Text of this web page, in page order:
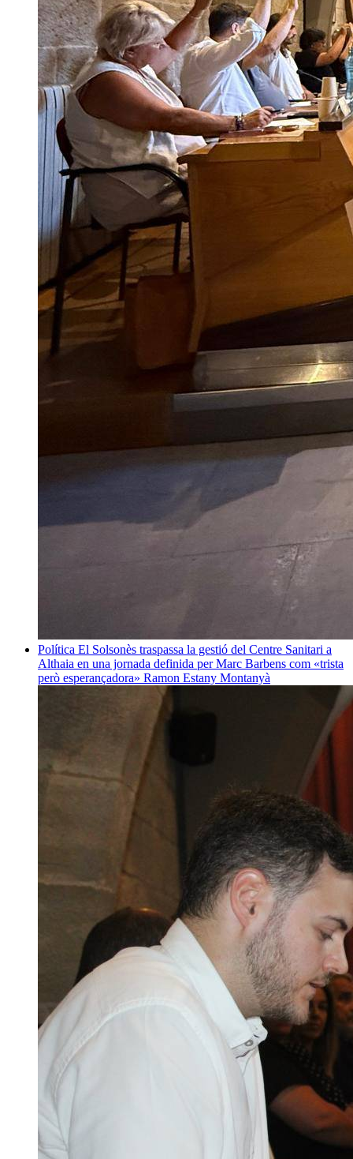
Política El Solsonès traspassa la gestió del Centre Sanitari a
Althaia en una jornada definida per Marc Barbens com «trista
però esperançadora» Ramon Estany Montanyà